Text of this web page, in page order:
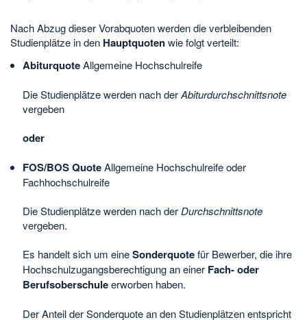
Nach Abzug dieser Vorabquoten werden die verbleibenden
Studienplätze in den Hauptquotenwie folgt verteilt:
AbiturquoteAllgemeine Hochschulreife
Die Studienplätze werden nach derAbiturdurchschnittsnote
vergeben
oder
FOS/BOS QuoteAllgemeine Hochschulreife oder
Fachhochschulreife
Die Studienplätze werden nach derDurchschnittsnote
vergeben.
Es handelt sich um eineSonderquotefür Bewerber, die ihre
Hochschulzugangsberechtigung an einer Fach- oder
Berufsoberschuleerworben haben.
Der Anteil der Sonderquote an den Studienplätzen entspricht